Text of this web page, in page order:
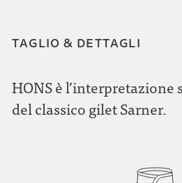
TAGLIO & DETTAGLI
HONS è
del classico gilet Sarner.